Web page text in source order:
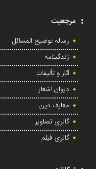
مرجعیت
رساله توضیح المسائل
زندگینامه
آثار و تألیفات
دیوان اشعار
معارف دین
گالری تصاویر
گالری فیلم